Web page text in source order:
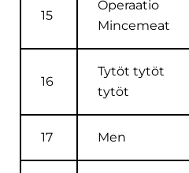
15
Operaatio
Mincemeat
16
Tytöt tytöt
tytöt
17 Men